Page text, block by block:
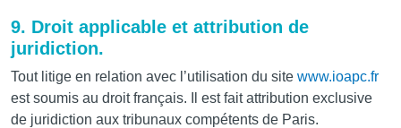
9. Droit applicable et attribution de
juridiction.
Tout litige en relation avec l’utilisation du site www.ioapc.fr
est soumis au droit français. Il est fait attribution exclusive
de juridiction aux tribunaux compétents de Paris.